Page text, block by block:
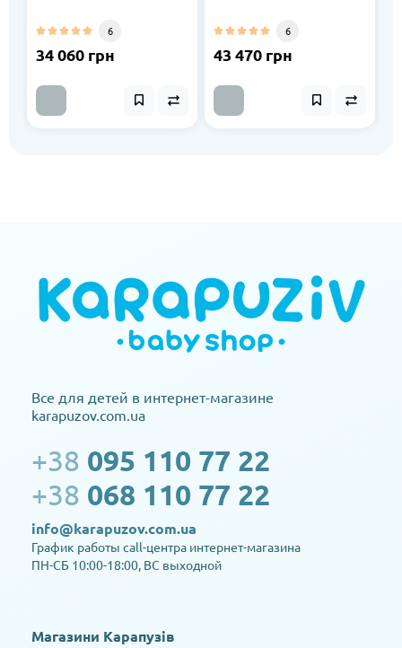
6
34 060 грн
6
43 470 грн
Все для детей в интернет-магазине
karapuzov.com.ua
+38 095 110 77 22
+38 068 110 77 22
info@karapuzov.com.ua
График работы call-центра интернет-магазина
ПН-СБ 10:00-18:00, ВС выходной
Магазини Карапузів